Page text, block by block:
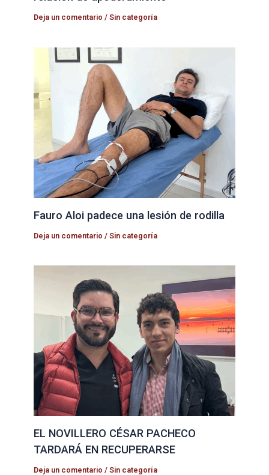
Deja un comentario /Sin categoría
Fauro Aloi padece una lesión de rodilla
Deja un comentario /Sin categoría
EL NOVILLERO CÉSAR PACHECO
TARDARÁ EN RECUPERARSE
Deja un comentario /Sin categoría